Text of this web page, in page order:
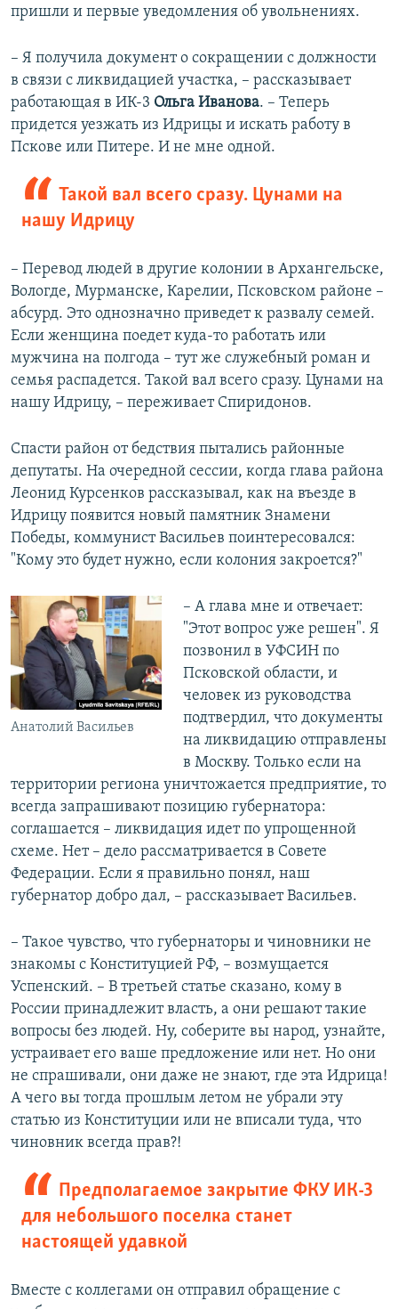
пришли и первые уведомления об увольнениях.
– Я получила документ о сокращении с должности
в связи с ликвидацией участка, – рассказывает
работающая в ИК-3 Ольга Иванова. – Теперь
придется уезжать из Идрицы и искать работу в
Пскове или Питере. И не мне одной.
Такой вал всего сразу. Цунами на
нашу Идрицу
– Перевод людей в другие колонии в Архангельске,
Вологде, Мурманске, Карелии, Псковском районе –
абсурд. Это однозначно приведет к развалу семей.
Если женщина поедет куда-то работать или
мужчина на полгода – тут же служебный роман и
семья распадется. Такой вал всего сразу. Цунами на
нашу Идрицу, – переживает Спиридонов.
Спасти район от бедствия пытались районные
депутаты. На очередной сессии, когда глава района
Леонид Курсенков рассказывал, как на въезде в
Идрицу появится новый памятник Знамени
Победы, коммунист Васильев поинтересовался:
"Кому это будет нужно, если колония закроется?"
Анатолий Васильев
– А глава мне и отвечает:
"Этот вопрос уже решен". Я
позвонил в УФСИН по
Псковской области, и
человек из руководства
подтвердил, что документы
на ликвидацию отправлены
в Москву. Только если на
территории региона уничтожается предприятие, то
всегда запрашивают позицию губернатора:
соглашается – ликвидация идет по упрощенной
схеме. Нет – дело рассматривается в Совете
Федерации. Если я правильно понял, наш
губернатор добро дал, – рассказывает Васильев.
– Такое чувство, что губернаторы и чиновники не
знакомы с Конституцией РФ, – возмущается
Успенский. – В третьей статье сказано, кому в
России принадлежит власть, а они решают такие
вопросы без людей. Ну, соберите вы народ, узнайте,
устраивает его ваше предложение или нет. Но они
не спрашивали, они даже не знают, где эта Идрица!
А чего вы тогда прошлым летом не убрали эту
статью из Конституции или не вписали туда, что
чиновник всегда прав?!
Предполагаемое закрытие ФКУ ИК-3
для небольшого поселка станет
настоящей удавкой
Вместе с коллегами он отправил обращение с